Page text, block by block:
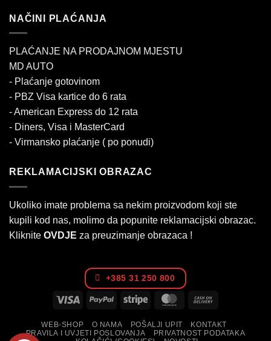
NAČINI PLAĆANJA
PLAĆANJE NA PRODAJNOM MJESTU
MD AUTO
- Plaćanje gotovinom
- PBZ Visa kartice do 6 rata
- American Express do 12 rata
- Diners, Visa i MasterCard
- Virmansko plaćanje ( po ponudi)
REKLAMACIJSKI OBRAZAC
Ukoliko imate problema sa nekim proizvodom koji ste
kupili kod nas, molimo da popunite reklamacijski obrazac.
Kliknite OVDJE za preuzimanje obrazaca !
+385 31 250 800
Visa PayPal Stripe MasterCard
Delivery
WEB-SHOP O NAMA POŠALJI UPIT
KONTAKT
PRAVILA I UVJETI POSLOVANJA
PRIVATNOST PODATAKA